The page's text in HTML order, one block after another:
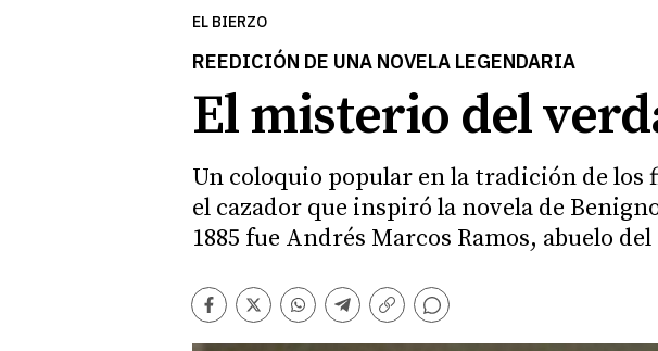
EL BIERZO
REEDICIÓN DE UNA NOVELA LEGENDARIA
El misterio del
Un coloquio popular en la tradición de
el cazador que inspiró la novela de
1885 fue Andrés Marcos Ramos, abuelo
Facebook
TwitterWhatsapp
Telegram
Copiar
enlace
Comentarios